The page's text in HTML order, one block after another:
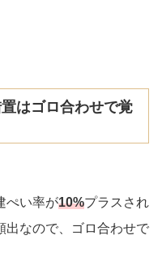
はゴロ合わせで覚
ぺい率が10%プラスされ
出なので、ゴロ合わせで